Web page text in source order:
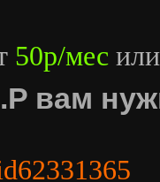
50р/мес
вам